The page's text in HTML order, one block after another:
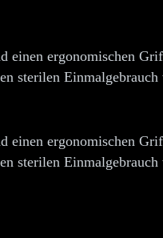
einen
sterilen
einen ergonomischen
sterilen